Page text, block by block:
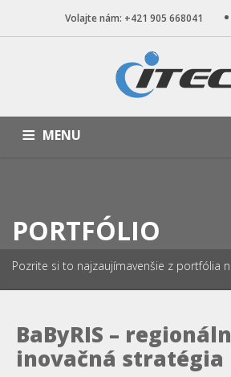
Volajte nám: +421 905 668041
MENU
PORTFÓLIO
Pozrite si to najzaujímavenšie z portfólia
BaByRIS –
inovačná stratégia